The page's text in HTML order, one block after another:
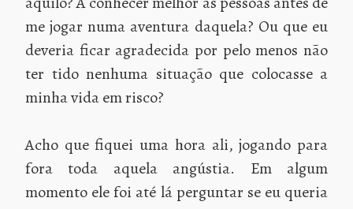
me jogar numa aventura daquela? Ou que eu
deveria ficar agradecida por pelo menos não
ter tido nenhuma situação que colocasse a
minha vida em risco?
Acho que fiquei uma hora ali, jogando para
fora toda aquela angústia. Em algum
momento ele foi até lá perguntar se eu queria